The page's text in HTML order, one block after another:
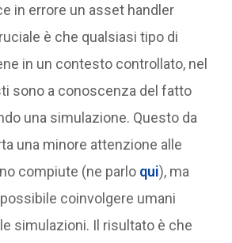
in errore un asset handler
è che qualsiasi tipo di
in un contesto controllato, nel
sono a conoscenza del fatto
una simulazione. Questo da
una minore attenzione alle
compiute (ne parlo qui), ma
coinvolgere umani
simulazioni. Il risultato è che